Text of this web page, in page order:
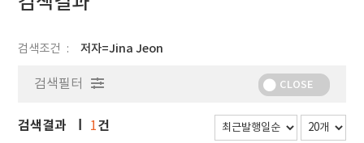
검색조건 저자=Jina Jeon
검색필터 CLOSE
검색결과 1건